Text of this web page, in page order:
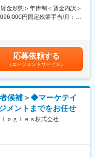
、売上といった事業の根幹デ
可能です。
結する本質的な分析・施策を
リードが増え、契約数が伸
り感を感じられる業務です。
実行
。
や大手脱毛クリニックの立
と、業界で名前の知られる
組み「矯正を通じて笑顔に
て生まれたブランドです。
のイメージを変え、多くの
ドを育ててきた結果、既に10
伝いをしてきました。
金形態＞年俸制＜賃金内訳＞
円固定残業手当/月：
選考を通じて上下する可能性
含めた表記です。
応募依頼する
（エージェントサービス）
候補＞◆マーケテイ
メントまでをお任せ
ｏｇｉｅｓ株式会社